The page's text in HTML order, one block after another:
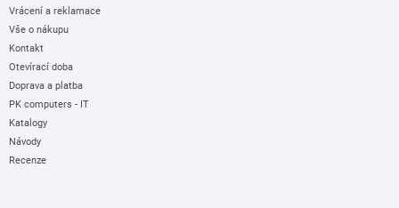
Vrácení a reklamace
Vše o nákupu
Kontakt
Otevírací doba
Doprava a platba
PK computers - IT
Katalogy
Návody
Recenze